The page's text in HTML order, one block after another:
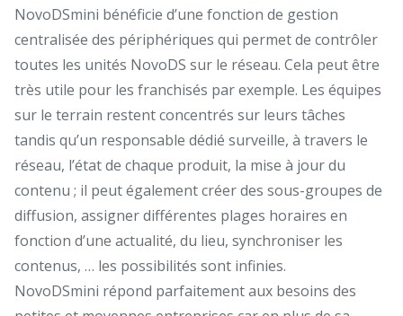
NovoDSmini bénéficie d’une fonction de gestion
centralisée des périphériques qui permet de contrôler
toutes les unités NovoDS sur le réseau. Cela peut être
très utile pour les franchisés par exemple. Les équipes
sur le terrain restent concentrés sur leurs tâches
tandis qu’un responsable dédié surveille, à travers le
réseau, l’état de chaque produit, la mise à jour du
contenu ; il peut également créer des sous-groupes de
diffusion, assigner différentes plages horaires en
fonction d’une actualité, du lieu, synchroniser les
contenus, … les possibilités sont infinies.
NovoDSmini répond parfaitement aux besoins des